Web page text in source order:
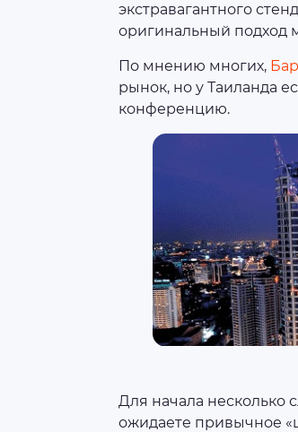
экстравагантного
оригинальный подход
По мнению многих,
рынок, но у Таиланда
конференцию.
Для начала несколько
ожидаете привычное